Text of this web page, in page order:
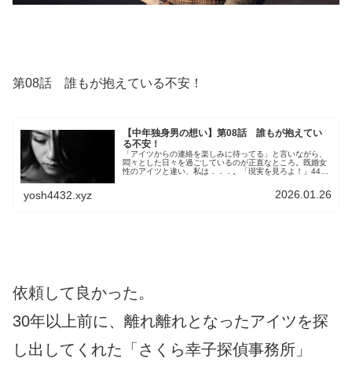
第08話 誰もが抱えている不安！
【中年独身男の想い】第08話 誰もが抱えてい
る不安！
「アイツからの連絡を楽しみに待ってる」と言いながら、
悶々とした日々を過ごしているのが正直なところ。既婚女
性のアイツと違い、私は．．．。「現実を見ろよ！」44年
して自宅療養の身。両親に心配をかけているのはわかって
yosh4432.xyz 2026.01.26
依頼して良かった。
30年以上前に、離れ離れとなったアイツを探
し出してくれた 「さくら幸子探偵事務所」